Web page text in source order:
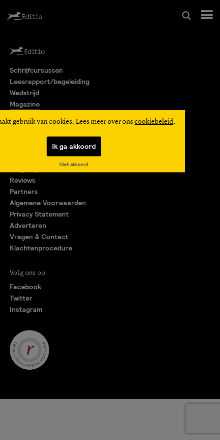
Leesrapport/begeleiding
Wedstrijd
Editio Producties
gebruik van cookies. Lees meer over ons cookiebeleid.
Ik ga akkoord
Niet akkoord
Schrijfcursussen
Leesrapport/begeleiding
Wedstrijd
Magazine
Reviews
Partners
Algemene Voorwaarden
Privacy Statement
Adverteren
Vragen & Contact
Klachtenprocedure
Volg ons op
Facebook
Twitter
Instagram